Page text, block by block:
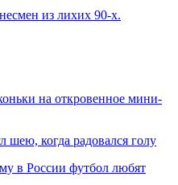
из лихих 90-х.
на откровенное мини-
шею, когда радовался голу
в России футбол любят